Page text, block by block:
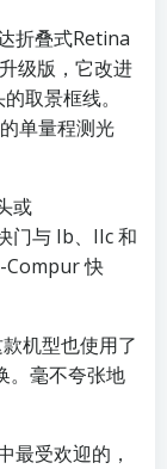
折叠式Retina
级版，它改进
取景框线。
单量程测光
或
门与 Ib、IIc 和
Compur 快
机型也使用了
。毫不夸张地
最受欢迎的，